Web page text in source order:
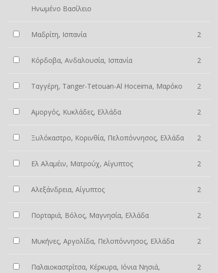
Ηνωμένο Βασίλειο
Μαδρίτη, Ισπανία 2
Κόρδοβα, Ανδαλουσία, Ισπανία 2
Ταγγέρη, Tanger-Tetouan-Al Hoceima, Μαρόκο 2
Αμοργός, Κυκλάδες, Ελλάδα 2
Ξυλόκαστρο, Κορινθία, Πελοπόννησος, Ελλάδα 2
Ελ Αλαμέιν, Ματρούχ, Αίγυπτος 2
Αλεξάνδρεια, Αίγυπτος 2
Πορταριά, Βόλος, Μαγνησία, Ελλάδα 2
Μυκήνες, Αργολίδα, Πελοπόννησος, Ελλάδα 2
Παλαιοκαστρίτσα, Κέρκυρα, Ιόνια Νησιά, 2